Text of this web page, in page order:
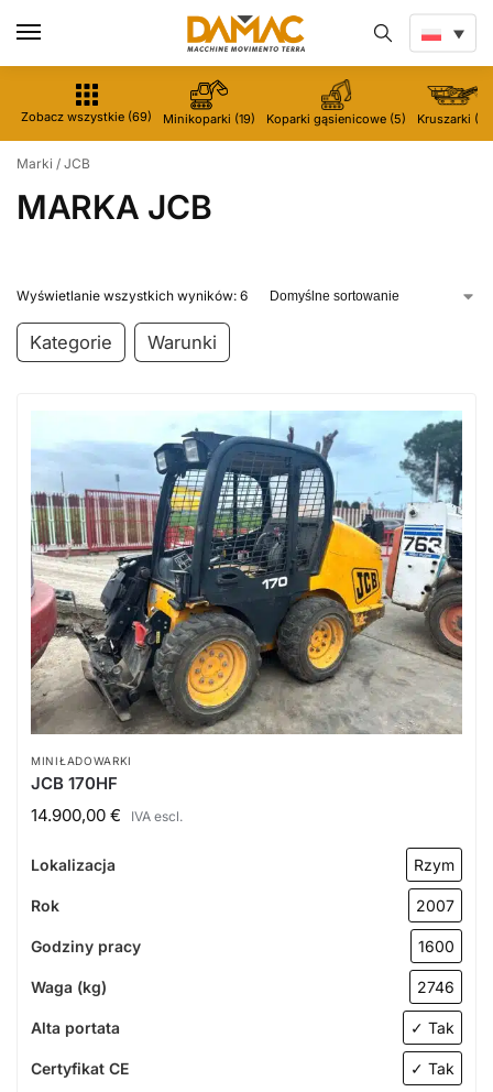
Zobacz wszystkie (69) Minikoparki (19) Koparki gąsienicowe (5) Kruszarki (5)
Marki / JCB
MARKA JCB
Wyświetlanie wszystkich wyników: 6
Kategorie Warunki
MINIŁADOWARKI
JCB 170HF
14.900,00 € IVA escl.
Lokalizacja Rzym
Rok 2007
Godziny pracy 1600
Waga (kg) 2746
Alta portata ✓ Tak
Certyfikat CE ✓ Tak